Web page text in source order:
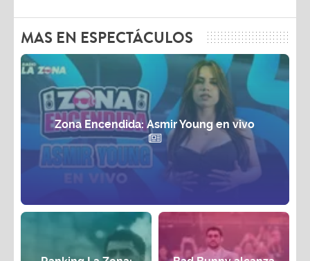
MAS EN ESPECTÁCULOS
Zona Encendida: Asmir Young en vivo